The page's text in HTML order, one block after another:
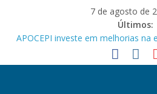
7 de agosto de
Últimos:
APOCEPI investe em melhorias na
Festa dos Pais e das Mães da
APOCEPI conquista a primeira